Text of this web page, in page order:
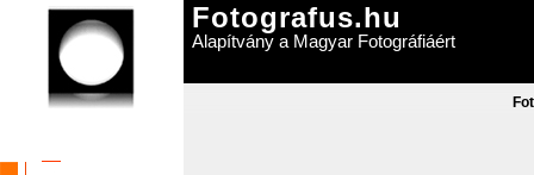
Fotografus.hu
Alapítvány a Magyar Fotográfiáért